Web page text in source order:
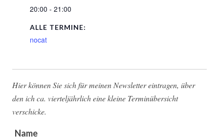
20:00 - 21:00
ALLE TERMINE:
nocat
Hier können Sie sich für meinen Newsletter eintragen, über
den ich ca. vierteljährlich eine kleine Terminübersicht
verschicke.
Name